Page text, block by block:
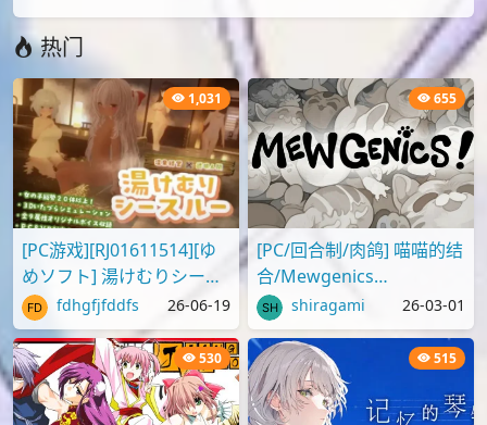
热门
1,031
[PC游戏][RJ01611514][ゆ
めソフト] 湯けむりシース
ルー1.5.1 [自购资源分享]
fdhgfjfddfs 26-06-19
655
[PC/回合制/肉鸽] 喵喵的结
合/Mewgenics
V1.0.20695+中文补丁+原
声OST [7.43G][百度/夸克]
shiragami 26-03-01
530 515